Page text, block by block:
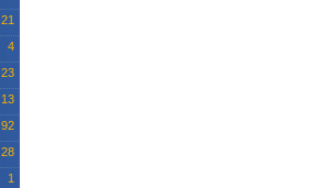
21
4
23
13
92
28
1